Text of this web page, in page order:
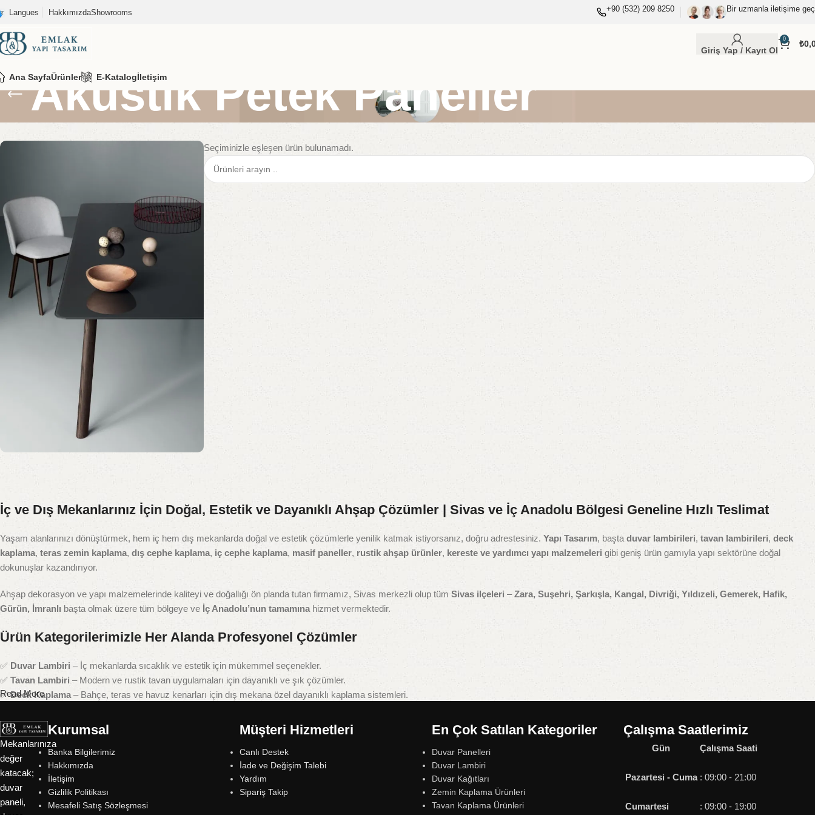
Langues HakkımızdaShowrooms +90 (532) 209 8250 Bir uzmanla iletişime
Giriş Yap / Kayıt Ol
0 ₺
Ana SayfaÜrünler E-Katalogİletişim
Akustik Petek Paneller
Şimdi Alışveriş Yap
Seçiminizle eşleşen ürün bulunamadı.
İç ve Dış Mekanlarınız İçin Doğal, Estetik ve Dayanıklı Ahşap Çözümler | Sivas ve İç Anadolu Bölgesi Geneline Hızlı Teslimat
Yaşam alanlarınızı dönüştürmek, hem iç hem dış mekanlarda doğal ve estetik çözümlerle yenilik katmak istiyorsanız, doğru adrestesiniz. Yapı Tasarım, başta duvar lambirileri, tavan lambirileri, deck
kaplama, teras zemin kaplama, dış cephe kaplama, iç cephe kaplama, masif paneller, rustik ahşap ürünler, kereste ve yardımcı yapı malzemeleri gibi geniş ürün gamıyla yapı sektörüne doğal
dokunuşlar kazandırıyor.
Ahşap dekorasyon ve yapı malzemelerinde kaliteyi ve doğallığı ön planda tutan firmamız, Sivas merkezli olup tüm Sivas ilçeleri –Zara, Suşehri, Şarkışla, Kangal, Divriği, Yıldızeli, Gemerek, Hafik,
Gürün, İmranlı başta olmak üzere tüm bölgeye ve İç Anadolu’nun tamamına hizmet vermektedir.
Ürün Kategorilerimizle Her Alanda Profesyonel Çözümler
✅ Duvar Lambiri – İç mekanlarda sıcaklık ve estetik için mükemmel seçenekler.
✅ Tavan Lambiri – Modern ve rustik tavan uygulamaları için dayanıklı ve şık çözümler.
✅Deck Kaplama – Bahçe, teras ve havuz kenarları için dış mekana özel dayanıklı kaplama sistemleri.
✅Dış Cephe Kaplama
– Doğal ahşap görünümüyle dış cephelerde modern ve kalıcı uygulamalar.
✅İç Cephe Kaplama
– Evinize sıcaklık katan iç cephe dekorasyon çözümleri.
✅ Masif Panel– Mobilya ve iç dekorasyon projeleri için yüksek kaliteli masif ahşap paneller.
✅
Rustik Ürünler– Ahşabın doğal ve yaşanmış dokusunu yansıtan dekoratif ürünler.
✅
Kereste ve Konstrüksiyon Malzemeleri – İnşaat ve yapı sektörüne özel taşıyıcı ve destek ürünleri.
Read More
Mekanlarınıza
değer
katacak;
duvar
paneli,
Kurumsal
Banka Bilgilerimiz
Hakkımızda
İletişim
Gizlilik Politikası
Mesafeli Satış Sözleşmesi
Müşteri Hizmetleri
Canlı Destek
İade ve Değişim Talebi
Yardım
Sipariş Takip
En Çok Satılan Kategoriler
Duvar Panelleri
Duvar Lambiri
Duvar Kağıtları
Zemin Kaplama Ürünleri
Tavan Kaplama Ürünleri
Çalışma Saatlerimiz
Gün Çalışma Saati
Pazartesi - Cuma : 09:00 - 21:00
Cumartesi : 09:00 - 19:00